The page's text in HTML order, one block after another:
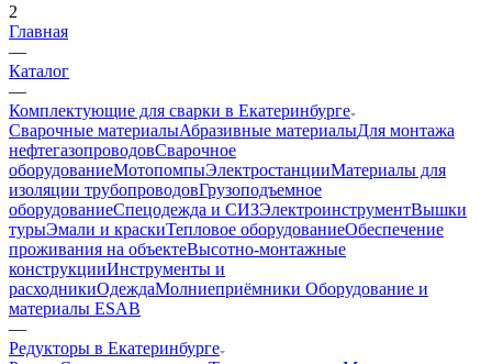
2
Главная
—
Каталог
—
Комплектующие для сварки в Екатеринбурге
Сварочные материалыАбразивные материалыДля монтажа
нефтегазопроводовСварочное
оборудованиеМотопомпыЭлектростанцииМатериалы для
изоляции трубопроводовГрузоподъемное
оборудованиеСпецодежда и СИЗЭлектроинструментВышки
турыЭмали и краскиТепловое оборудованиеОбеспечение
проживания на объектеВысотно-монтажные
конструкцииИнструменты и
расходникиОдеждаМолниеприёмники Оборудование и
материалы ESAB
—
Редукторы в Екатеринбурге